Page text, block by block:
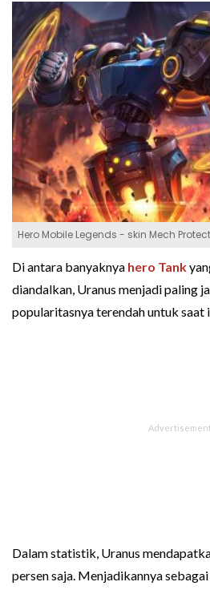
Hero Mobile Legends - skin Mech
Di antara banyaknya hero Tank
diandalkan, Uranus menjadi paling
popularitasnya terendah untuk saat
Dalam statistik, Uranus
persen saja. Menjadikannya